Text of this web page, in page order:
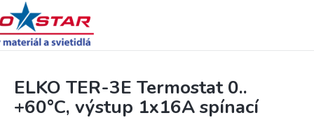
ELKO TER-3E Termostat 0..
+60°C, výstup 1x16A spínací